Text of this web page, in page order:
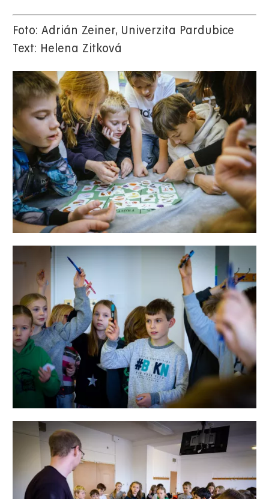
Foto: Adrián Zeiner, Univerzita Pardubice
Text: Helena Zitková